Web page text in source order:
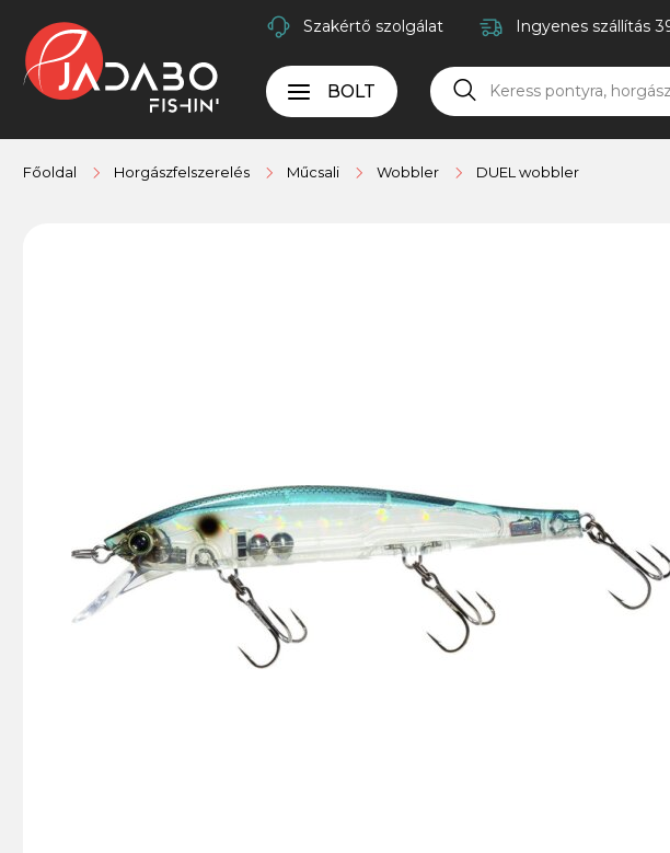
Szakértő szolgálat Ingyenes szállítás
BOLT
Főoldal Horgászfelszerelés Műcsali Wobbler DUEL wobbler